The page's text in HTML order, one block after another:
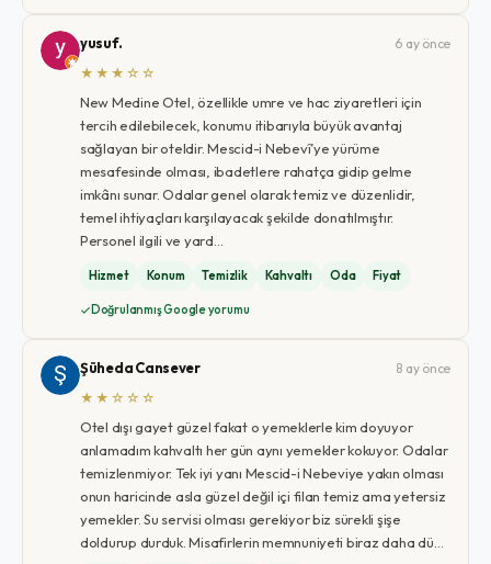
yusuf.
6 ay önce
★★★☆☆
New Medine Otel, özellikle umre ve hac ziyaretleri için
tercih edilebilecek, konumu itibarıyla büyük avantaj
sağlayan bir oteldir. Mescid-i Nebevî’ye yürüme
mesafesinde olması, ibadetlere rahatça gidip gelme
imkânı sunar. Odalar genel olarak temiz ve düzenlidir,
temel ihtiyaçları karşılayacak şekilde donatılmıştır.
Personel ilgili ve yard…
Hizmet Konum Temizlik Kahvaltı Oda Fiyat
Doğrulanmış Google yorumu
Şüheda Cansever
8 ay önce
★★☆☆☆
Otel dışı gayet güzel fakat o yemeklerle kim doyuyor
anlamadım kahvaltı her gün aynı yemekler kokuyor. Odalar
temizlenmiyor. Tek iyi yanı Mescid-i Nebeviye yakın olması
onun haricinde asla güzel değil içi filan temiz ama yetersiz
yemekler. Su servisi olması gerekiyor biz sürekli şişe
doldurup durduk. Misafirlerin memnuniyeti biraz daha dü…